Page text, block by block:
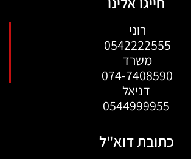
רוני
0542222555
משרד
074-7408590
דניאל
0544999955
כתובת דוא"ל